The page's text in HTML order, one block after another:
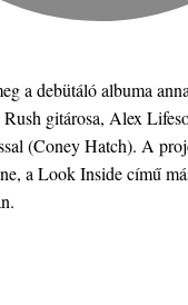
a debütáló albuma
gitárosa, Alex
(Coney Hatch). A
a Look Inside című